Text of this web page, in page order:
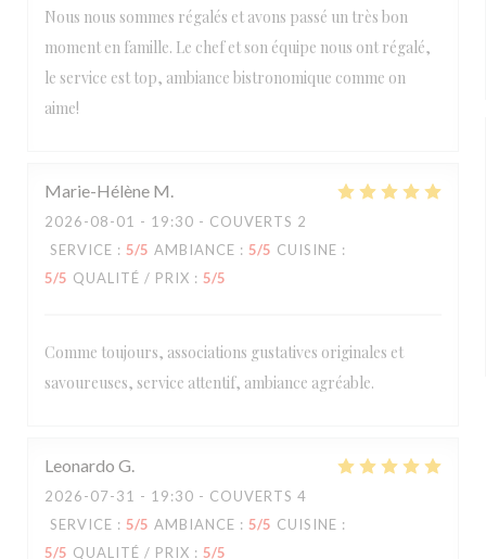
Nous nous sommes régalés et avons passé un très bon
moment en famille. Le chef et son équipe nous ont régalé,
le service est top, ambiance bistronomique comme on
aime!
Marie-Hélène M
2026-08-01 - 19:30 - COUVERTS 2
SERVICE : 5/5 AMBIANCE : 5/5 CUISINE :
5/5 QUALITÉ / PRIX : 5/5
Comme toujours, associations gustatives originales et
savoureuses, service attentif, ambiance agréable.
Leonardo G
2026-07-31 - 19:30 - COUVERTS 4
SERVICE : 5/5 AMBIANCE : 5/5 CUISINE :
5/5 QUALITÉ / PRIX : 5/5